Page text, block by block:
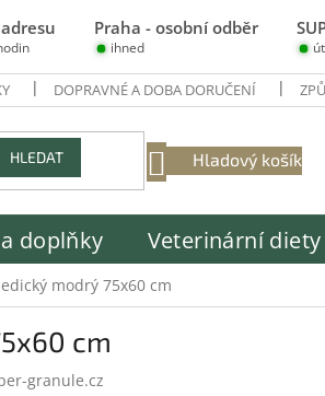
Praha - osobní odběr
ihned
DOPRAVNÉ A DOBA DORUČENÍ
HLEDAT
NÁKUPNÍ
Hladový košík
doplňky Veterinární diety
modrý 75x60 cm
cm
granule.cz